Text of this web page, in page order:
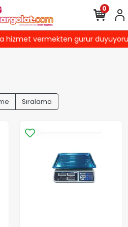
vermekten gurur duyuyoruz!
0
Sıralama